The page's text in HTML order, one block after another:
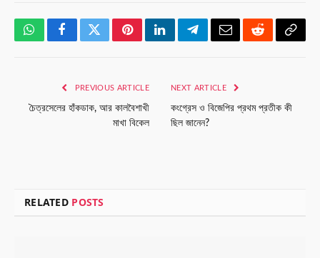
WhatsAppFacebookTwitterPinterestLinkedInTelegramEmailRedditCopy
PREVIOUS ARTICLE
চৈত্রসেলের হাঁকডাক, আর কালবৈশাখী
মাখা বিকেল
NEXT ARTICLE
কংগ্রেস ও বিজেপির প্রথম প্রতীক কী
ছিল জানেন?
RELATED POSTS